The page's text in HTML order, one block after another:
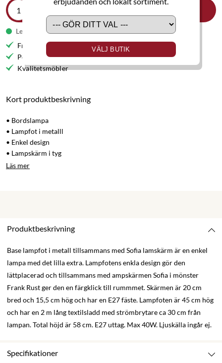
VÄLJ BUTIK
Leveranstid 1-2 veckor
Fri frakt till butik
Personlig service
Kvalitetsmöbler
Kort produktbeskrivning
• Bordslampa
• Lampfot i metalll
• Enkel design
• Lampskärm i tyg
Läs mer
Produktbeskrivning
Base lampfot i metall tillsammans med Sofia lamskärm är en enkel
lampa med det lilla extra. Lampfotens enkla design gör den
lättplacerad och tillsammans med ampskärmen Sofia i mönster
Frank Rust ger den en färgklick till rummmet. Skärmen är 20 cm
bred och 15,5 cm hög och har en E27 fäste. Lampfoten är 45 cm hög
och har en 2 m lång textilsladd med strömbrytare ca 30 cm från
lampan. Total höjd är 58 cm. E27 uttag. Max 40W. Ljuskälla ingår ej.
Specifikationer